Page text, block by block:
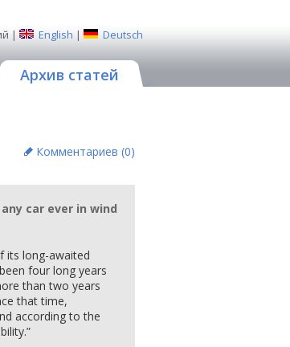
| English | Deutsch
Архив статей
Комментариев (0)
car ever in wind
its long-awaited
four long years
than two years
that time,
according to the